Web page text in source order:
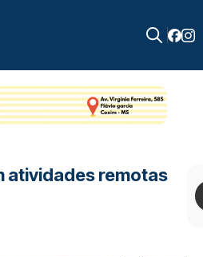
for:
atividades remotas